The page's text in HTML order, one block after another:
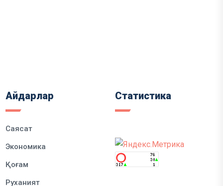
Айдарлар
Саясат
Экономика
Қоғам
Руханият
Статистика